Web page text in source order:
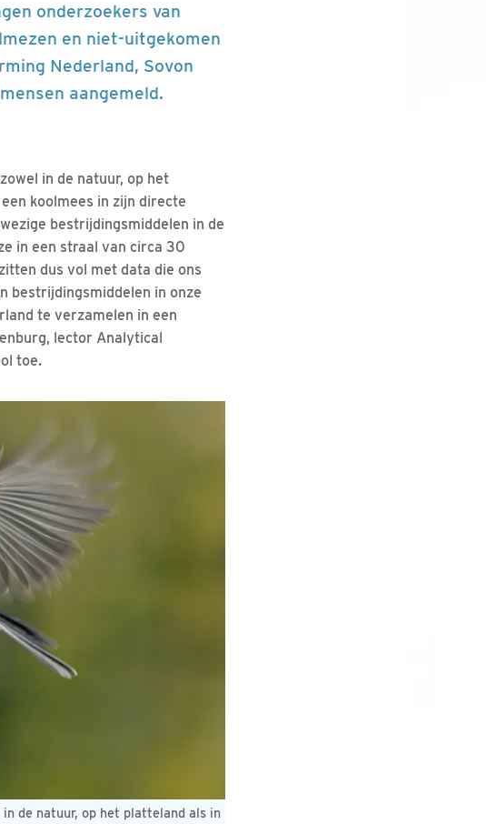
onderzoekers van
en niet-uitgekomen
Nederland, Sovon
aangemeld.
in de natuur, op het
koolmees in zijn directe
bestrijdingsmiddelen in de
in een straal van circa 30
dus vol met data die ons
bestrijdingsmiddelen in onze
te verzamelen in een
lector Analytical
toe.
de natuur, op het platteland als in